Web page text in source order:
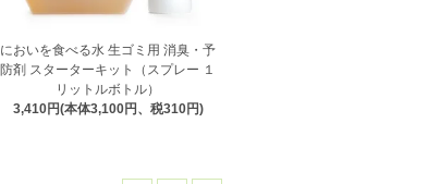
においを食べる水 生ゴミ用 消臭・予
防剤 スターターキット（スプレー １
リットルボトル）
3,410円(本体3,100円、税310円)